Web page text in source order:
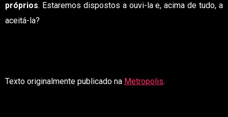
próprios. Estaremos dispostos a ouvi-la e, acima de tudo, a
aceitá-la?
Texto originalmente publicado na Metropolis.